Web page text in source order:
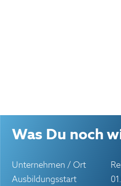
Was Du noch
Unternehmen / Ort
Ausbildungsstart